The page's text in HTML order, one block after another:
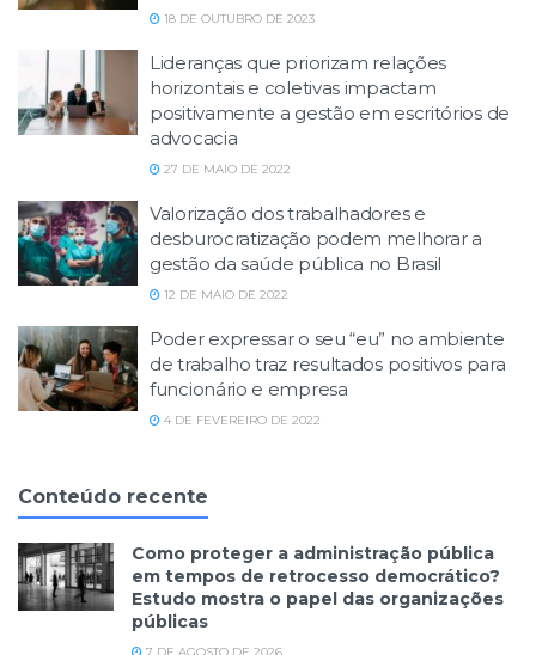
18 DE OUTUBRO DE 2023
Lideranças que priorizam relações
horizontais e coletivas impactam
positivamente a gestão em escritórios de
advocacia
27 DE MAIO DE 2022
Valorização dos trabalhadores e
desburocratização podem melhorar a
gestão da saúde pública no Brasil
12 DE MAIO DE 2022
Poder expressar o seu “eu” no ambiente
de trabalho traz resultados positivos para
funcionário e empresa
4 DE FEVEREIRO DE 2022
Conteúdo recente
Como proteger a administração pública
em tempos de retrocesso democrático?
Estudo mostra o papel das organizações
públicas
7 DE AGOSTO DE 2026